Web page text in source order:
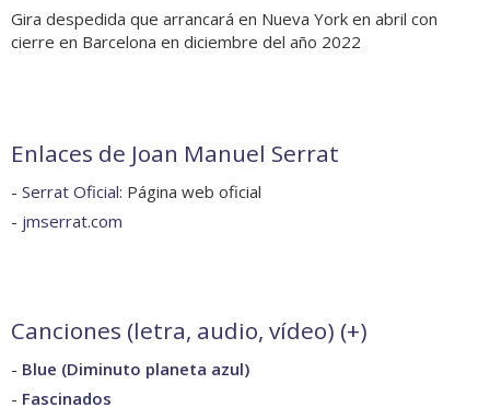
Gira despedida que arrancará en Nueva York en abril con
cierre en Barcelona en diciembre del año 2022
Enlaces de Joan Manuel Serrat
- Serrat Oficial: Página web oficial
- jmserrat.com
Canciones (letra, audio, vídeo) (+)
- Blue (Diminuto planeta azul)
- Fascinados